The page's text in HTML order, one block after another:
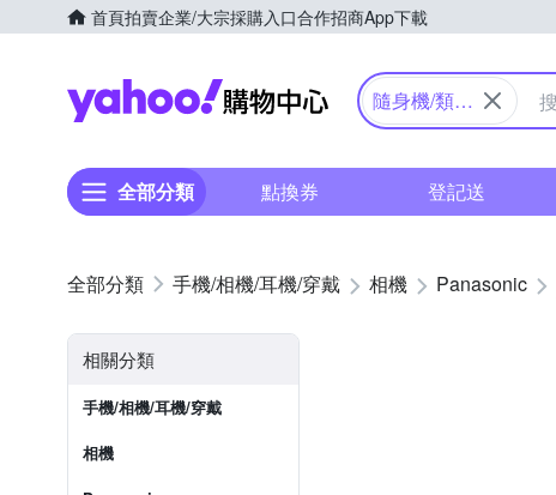
首頁拍賣企業/大宗採購入口合作招商App下載
Yahoo購物中心
隨身機/類單
全部分類 點換券 登記送
手機/相機/耳機/穿戴 相機 Panasonic
相關分類
手機/相機/耳機/穿戴
相機